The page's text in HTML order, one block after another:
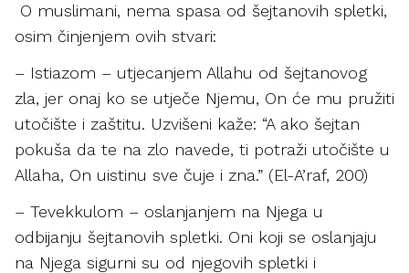
O muslimani, nema spasa od šejtanovih spletki,
osim činjenjem ovih stvari:
– Istiazom – utjecanjem Allahu od šejtanovog
zla, jer onaj ko se utječe Njemu, On će mu pružiti
utočište i zaštitu. Uzvišeni kaže: “A ako šejtan
pokuša da te na zlo navede, ti potraži utočište u
Allaha, On uistinu sve čuje i zna.” (El-A’raf, 200)
– Tevekkulom – oslanjanjem na Njega u
odbijanju šejtanovih spletki. Oni koji se oslanjaju
na Njega sigurni su od njegovih spletki i